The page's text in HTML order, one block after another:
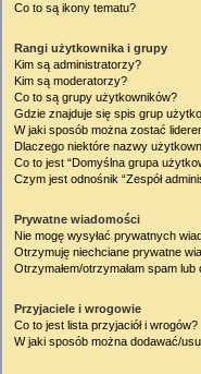
Co to są ikony tematu?
Rangi użytkownika i grupy
Kim są administratorzy?
Kim są moderatorzy?
Co to są grupy użytkowników?
Gdzie znajduje się spis grup
W jaki sposób można zostać
Dlaczego niektóre nazwy
Co to jest “Domyślna grupa
Czym jest odnośnik “Zespół
Prywatne wiadomości
Nie mogę wysyłać prywatnych
Otrzymuję niechciane prywatne
Otrzymałem/otrzymałam spam
Przyjaciele i wrogowie
Co to jest lista przyjaciół i wrogów?
W jaki sposób można dodawać/